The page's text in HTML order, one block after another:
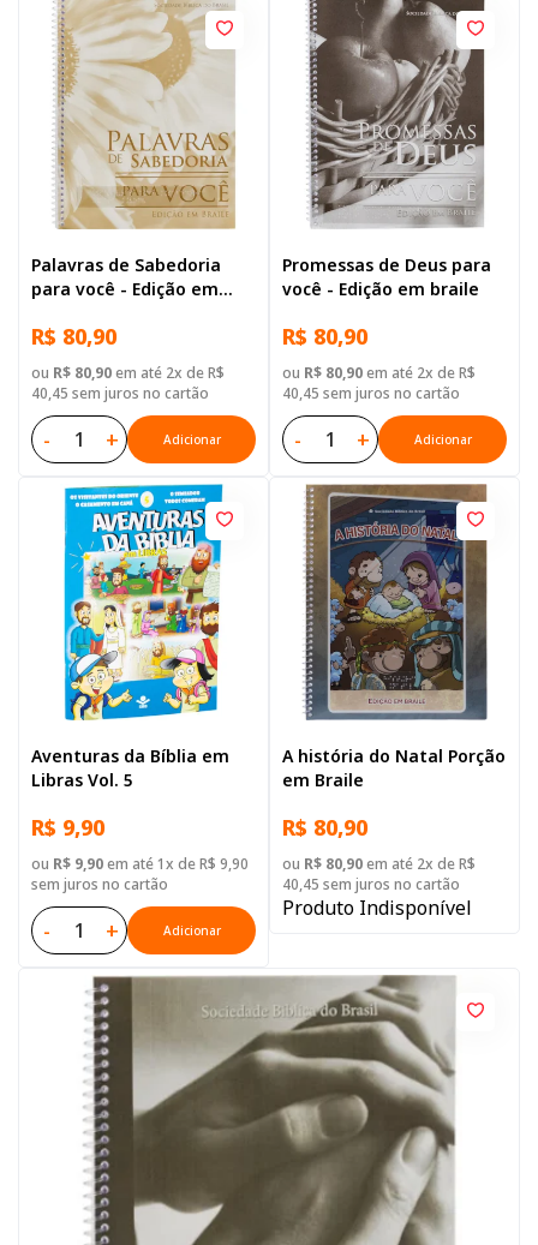
Palavras de Sabedoria
para você - Edição em
R$ 80,90
ou R$ 80,90em até 2x de R$
40,45 sem juros no cartão
- + Adicionar
Promessas de Deus para
você - Edição em braile
R$ 80,90
ou R$ 80,90em até 2x de R$
40,45 sem juros no cartão
- + Adicionar
Aventuras da Bíblia em
Libras Vol. 5
R$ 9,90
ou R$ 9,90em até 1x de R$ 9,90
sem juros no cartão
- + Adicionar
A história do Natal Porção
em Braile
R$ 80,90
ou R$ 80,90em até 2x de R$
40,45 sem juros no cartão
Produto Indisponível